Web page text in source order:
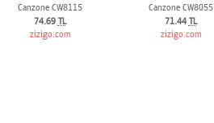
Canzone CW8115
74.69 TL
zizigo.com
Canzone CW8055
71.44TL
zizigo.com